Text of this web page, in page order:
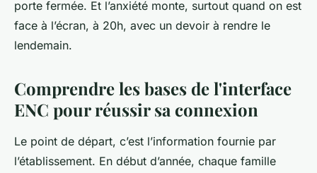
porte fermée. Et l’anxiété monte, surtout quand on est
face à l’écran, à 20h, avec un devoir à rendre le
lendemain.
Comprendre les bases de l'interface
ENC pour réussir sa connexion
Le point de départ, c’est l’information fournie par
l’établissement. En début d’année, chaque famille